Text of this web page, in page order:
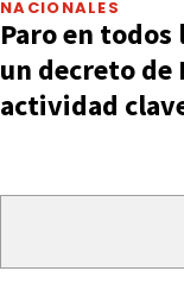
NACIONALES
Paro en
un decreto de
actividad